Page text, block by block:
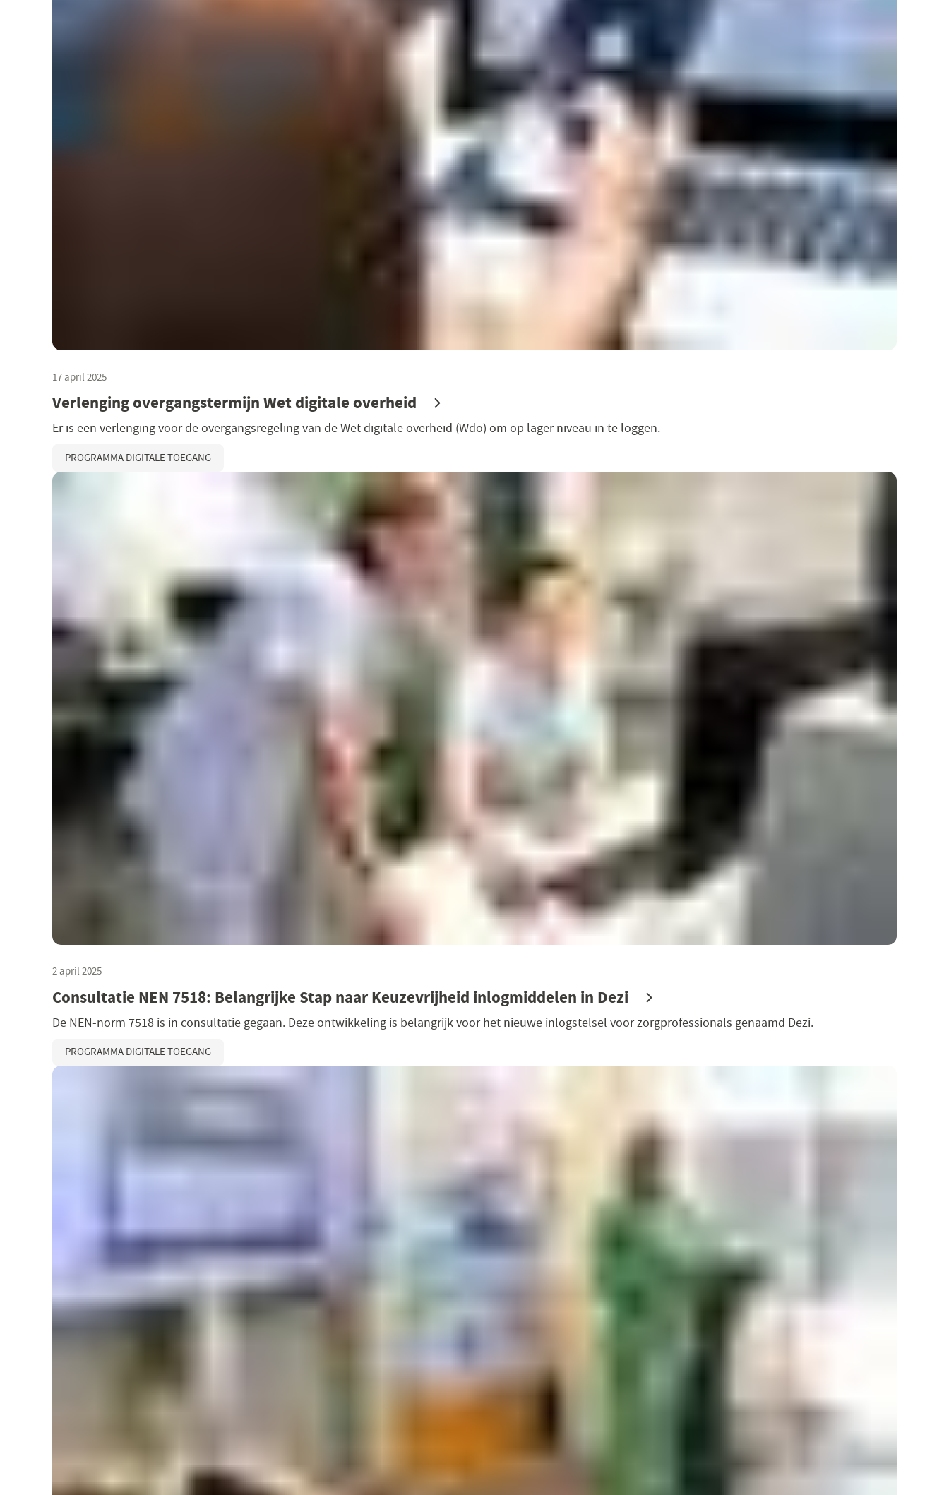
17 april 2025
Verlenging overgangstermijn Wet digitale overheid
Er is een verlenging voor de overgangsregeling van de Wet digitale overheid (Wdo) om op lager niveau in te loggen.
PROGRAMMA DIGITALE TOEGANG
2 april 2025
Consultatie NEN 7518: Belangrijke Stap naar Keuzevrijheid inlogmiddelen in Dezi
De NEN-norm 7518 is in consultatie gegaan. Deze ontwikkeling is belangrijk voor het nieuwe inlogstelsel voor zorgprofessionals genaamd Dezi.
PROGRAMMA DIGITALE TOEGANG